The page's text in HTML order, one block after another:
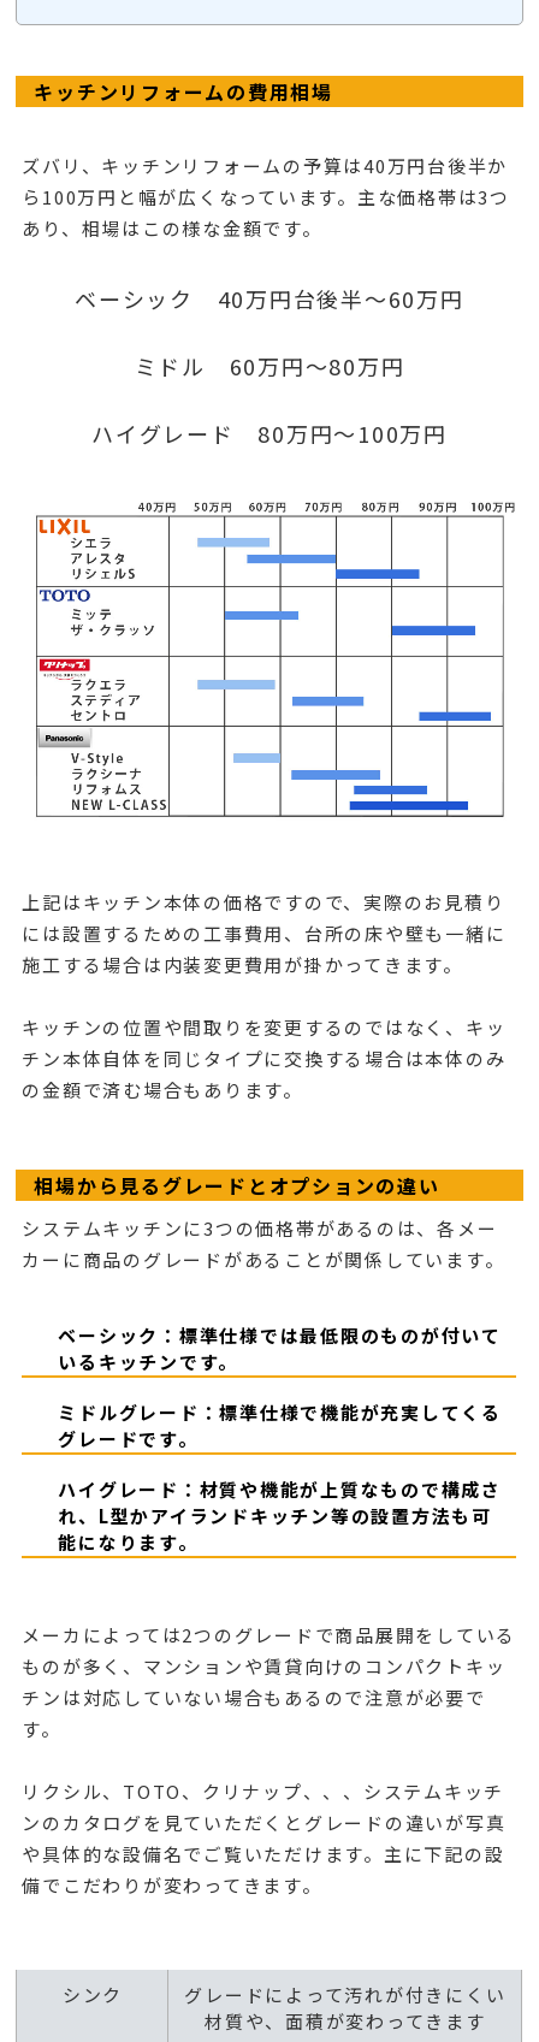
キッチンリフォームの費用相場
ズバリ、キッチンリフォームの予算は40万円台後半か
ら100万円と幅が広くなっています。主な価格帯は3つ
あり、相場はこの様な金額です。
ベーシック 40万円台後半～60万円
ミドル 60万円～80万円
ハイグレード 80万円～100万円
上記はキッチン本体の価格ですので、実際のお見積り
には設置するための工事費用、台所の床や壁も一緒に
施工する場合は内装変更費用が掛かってきます。
キッチンの位置や間取りを変更するのではなく、キッ
チン本体自体を同じタイプに交換する場合は本体のみ
の金額で済む場合もあります。
相場から見るグレードとオプションの違い
システムキッチンに3つの価格帯があるのは、各メー
カーに商品のグレードがあることが関係しています。
ベーシック：標準仕様では最低限のものが付いて
いるキッチンです。
ミドルグレード：標準仕様で機能が充実してくる
グレードです。
ハイグレード：材質や機能が上質なもので構成さ
れ、L型かアイランドキッチン等の設置方法も可
能になります。
メーカによっては2つのグレードで商品展開をしている
ものが多く、マンションや賃貸向けのコンパクトキッ
チンは対応していない場合もあるので注意が必要で
す。
リクシル、TOTO、クリナップ、、、システムキッチ
ンのカタログを見ていただくとグレードの違いが写真
や具体的な設備名でご覧いただけます。主に下記の設
備でこだわりが変わってきます。
シンク
グレードによって汚れが付きにくい
材質や、面積が変わってきます